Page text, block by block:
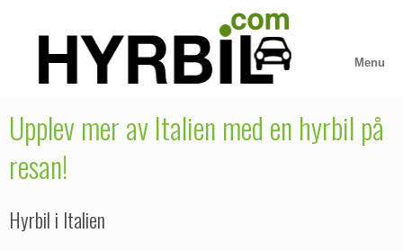
Menu
Upplev mer av Italien med en hyrbil på
resan!
Hyrbil i Italien